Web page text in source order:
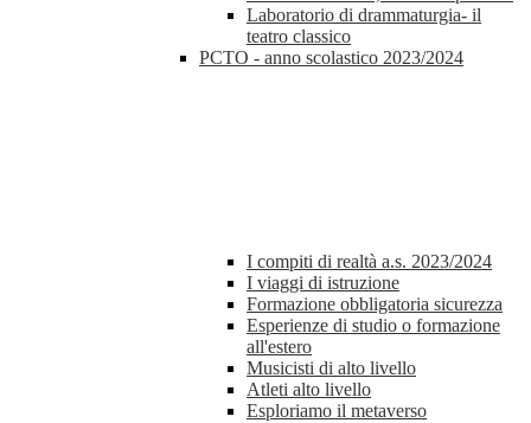
Laboratorio di drammaturgia- il
teatro classico
PCTO - anno scolastico 2023/2024
I compiti di realtà a.s. 2023/2024
I viaggi di istruzione
Formazione obbligatoria sicurezza
Esperienze di studio o formazione
all'estero
Musicisti di alto livello
Atleti alto livello
Esploriamo il metaverso